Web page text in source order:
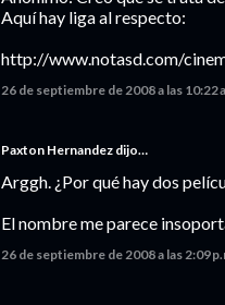
Aquí hay liga al respecto:
http://www.notasd.com/
26 de septiembre de 2008 a las 10:22
Paxton Hernandez dijo…
Arggh. ¿Por qué hay dos
El nombre me parece
26 de septiembre de 2008 a las 2:09